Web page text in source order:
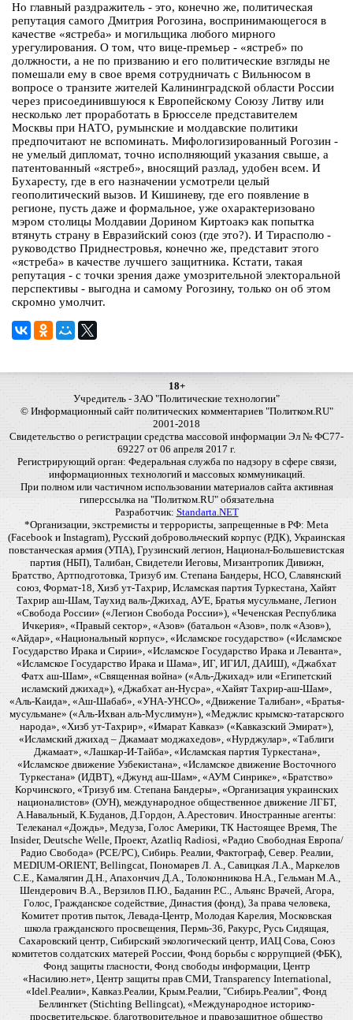
Но главный раздражитель - это, конечно же, политическая
репутация самого Дмитрия Рогозина, воспринимающегося в
качестве «ястреба» и могильщика любого мирного
урегулирования. О том, что вице-премьер - «ястреб» по
должности, а не по призванию и его политические взгляды не
помешали ему в свое время сотрудничать с Вильнюсом в
вопросе о транзите жителей Калининградской области России
через присоединившуюся к Европейскому Союзу Литву или
несколько лет проработать в Брюсселе представителем
Москвы при НАТО, румынские и молдавские политики
предпочитают не вспоминать. Мифологизированный Рогозин -
не умелый дипломат, точно исполняющий указания свыше, а
патентованный «ястреб», вносящий разлад, удобен всем. И
Бухаресту, где в его назначении усмотрели целый
геополитический вызов. И Кишиневу, где его появление в
регионе, пусть даже и формальное, уже охарактеризовано
мэром столицы Молдавии Дорином Киртоакэ как попытка
втянуть страну в Евразийский союз (где это?). И Тирасполю -
руководство Приднестровья, конечно же, представит этого
«ястреба» в качестве лучшего защитника. Кстати, такая
репутация - с точки зрения даже умозрительной электоральной
перспективы - выгодна и самому Рогозину, только он об этом
скромно умолчит.
18+
Учредитель - ЗАО "Политические технологии"
© Информационный сайт политических комментариев "Политком.RU"
2001-2018
Свидетельство о регистрации средства массовой информации Эл № ФС77-
69227 от 06 апреля 2017 г.
Регистрирующий орган: Федеральная служба по надзору в сфере связи,
информационных технологий и массовых коммуникаций.
При полном или частичном использовании материалов сайта активная
гиперссылка на "Политком.RU" обязательна
Разработчик: Standarta.NET
*Организации, экстремисты и террористы, запрещенные в РФ: Meta
(Facebook и Instagram), Русский добровольческий корпус (РДК), Украинская
повстанческая армия (УПА), Грузинский легион, Национал-Большевистская
партия (НБП), Талибан, Свидетели Иеговы, Мизантропик Дивижн,
Братство, Артподготовка, Тризуб им. Степана Бандеры, НСО, Славянский
союз, Формат-18, Хизб ут-Тахрир, Исламская партия Туркестана, Хайят
Тахрир аш-Шам, Таухид валь-Джихад, АУЕ, Братья мусульмане, Легион
«Свобода России» («Легион Свобода России»), «Чеченская Республика
Ичкерия», «Правый сектор», «Азов» (батальон «Азов», полк «Азов»),
«Айдар», «Национальный корпус», «Исламское государство» («Исламское
Государство Ирака и Сирии», «Исламское Государство Ирака и Леванта»,
«Исламское Государство Ирака и Шама», ИГ, ИГИЛ, ДАИШ), «Джабхат
Фатх аш-Шам», «Священная война» («Аль-Джихад» или «Египетский
исламский джихад»), «Джабхат ан-Нусра», «Хайят Тахрир-аш-Шам»,
«Аль-Каида», «Аш-Шабаб», «УНА-УНСО», «Движение Талибан», «Братья-
мусульмане» («Аль-Ихван аль-Муслимун»), «Меджлис крымско-татарского
народа», «Хизб ут-Тахрир», «Имарат Кавказ» («Кавказский Эмират»),
«Исламский джихад – Джамаат моджахедов», «Нурджулар», «Таблиги
Джамаат», «Лашкар-И-Тайба», «Исламская партия Туркестана»,
«Исламское движение Узбекистана», «Исламское движение Восточного
Туркестана» (ИДВТ), «Джунд аш-Шам», «АУМ Синрике», «Братство»
Корчинского, «Тризуб им. Степана Бандеры», «Организация украинских
националистов» (ОУН), международное общественное движение ЛГБТ,
А.Навальный, К.Буданов, Д.Гордон, А.Арестович. Иностранные агенты:
Телеканал «Дождь», Медуза, Голос Америки, ТК Настоящее Время, The
Insider, Deutsche Welle, Проект, Azatliq Radiosi, «Радио Свободная Европа/
Радио Свобода» (PCE/PC), Сибирь. Реалии, Фактограф, Север. Реалии,
MEDIUM-ORIENT, Bellingcat, Пономарев Л. А., Савицкая Л.А., Маркелов
С.Е., Камалягин Д.Н., Апахончич Д.А., Толоконникова Н.А., Гельман М.А.,
Шендерович В.А., Верзилов П.Ю., Баданин Р.С., Альянс Врачей, Агора,
Голос, Гражданское содействие, Династия (фонд), За права человека,
Комитет против пыток, Левада-Центр, Молодая Карелия, Московская
школа гражданского просвещения, Пермь-36, Ракурс, Русь Сидящая,
Сахаровский центр, Сибирский экологический центр, ИАЦ Сова, Союз
комитетов солдатских матерей России, Фонд борьбы с коррупцией (ФБК),
Фонд защиты гласности, Фонд свободы информации, Центр
«Насилию.нет», Центр защиты прав СМИ, Transparency International,
«Idel.Реалии», Кавказ.Реалии, Крым.Реалии, "Сибирь.Реалии", Фонд
Беллингкет (Stichting Bellingcat), «Международное историко-
просветительское, благотворительное и правозащитное общество